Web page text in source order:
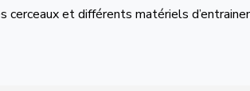
et différents matériels